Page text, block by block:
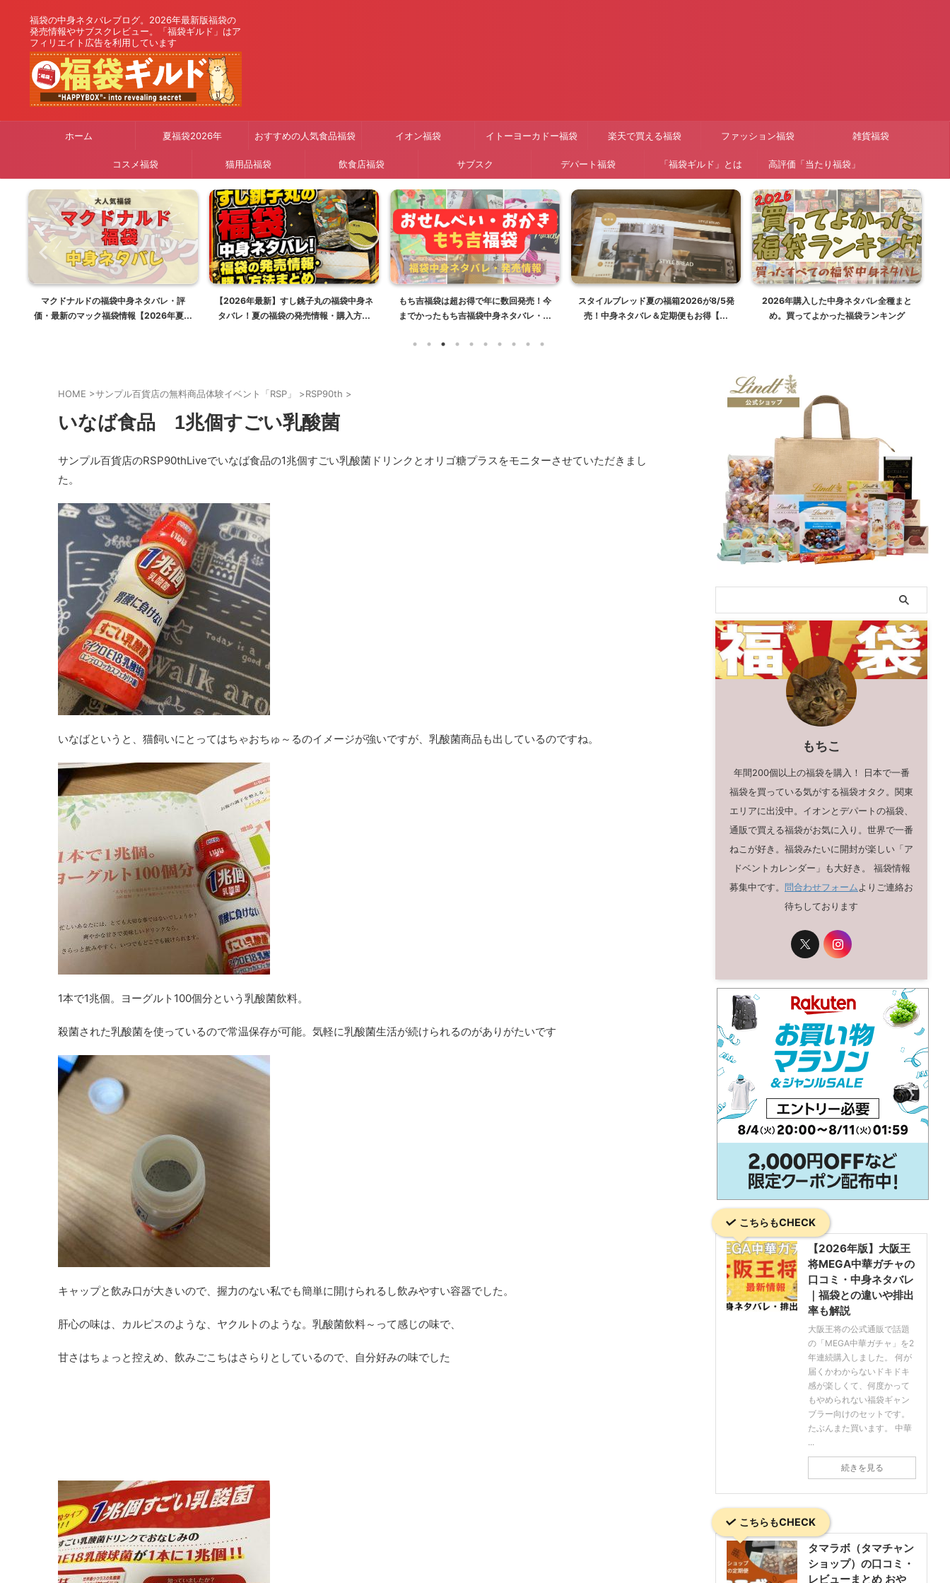
福袋の中身ネタバレブログ。2026年最新版福袋の
発売情報やサブスクレビュー。「福袋ギルド」はア
フィリエイト広告を利用しています
ホーム 夏福袋2026年 おすすめの人気食品福袋 イオン福袋 イトーヨーカドー福袋 楽天で買える福袋 ファッション福袋 雑貨福袋
コスメ福袋 猫用品福袋 飲食店福袋 サブスク デパート福袋 「福袋ギルド」とは 高評価「当たり福袋」
マクドナルドの福袋中身ネタバレ・評
価・最新のマック福袋情報【2026年夏は
【2026年最新】すし銚子丸の福袋中身ネ
タバレ！夏の福袋の発売情報・購入方法
もち吉福袋は超お得で年に数回発売！今
までかったもち吉福袋中身ネタバレ・販
スタイルブレッド夏の福箱2026が8/5発
売！中身ネタバレ＆定期便もお得【福
2026年購入した中身ネタバレ全種まと
め。買ってよかった福袋ランキング
HOME >サンプル百貨店の無料商品体験イベント「RSP」 >RSP90th >
いなば食品 1兆個すごい乳酸菌
サンプル百貨店のRSP90thLiveでいなば食品の1兆個すごい乳酸菌ドリンクとオリゴ糖プラスをモニターさせていただきまし
た。
いなばというと、猫飼いにとってはちゃおちゅ～るのイメージが強いですが、乳酸菌商品も出しているのですね。
1本で1兆個。ヨーグルト100個分という乳酸菌飲料。
殺菌された乳酸菌を使っているので常温保存が可能。気軽に乳酸菌生活が続けられるのがありがたいです
キャップと飲み口が大きいので、握力のない私でも簡単に開けられるし飲みやすい容器でした。
肝心の味は、カルピスのような、ヤクルトのような。乳酸菌飲料～って感じの味で、
甘さはちょっと控えめ、飲みごこちはさらりとしているので、自分好みの味でした
もちこ
年間200個以上の福袋を購入！ 日本で一番
福袋を買っている気がする福袋オタク。関東
エリアに出没中。イオンとデパートの福袋、
通販で買える福袋がお気に入り。世界で一番
ねこが好き。福袋みたいに開封が楽しい「ア
ドベントカレンダー」も大好き。 福袋情報
募集中です。 問合わせフォームよりご連絡お
待ちしております
こちらもCHECK
【2026年版】大阪王
将MEGA中華ガチャの
口コミ・中身ネタバレ
｜福袋との違いや排出
率も解説
大阪王将の公式通販で話題
の「MEGA中華ガチャ」を2
年連続購入しました。 何が
届くかわからないドキドキ
感が楽しくて、何度かって
もやめられない福袋ギャン
ブラー向けのセットです。
たぶんまた買います。 中華
...
続きを見る
こちらもCHECK
タマラボ（タマチャン
ショップ）の口コミ・
レビューまとめ おや